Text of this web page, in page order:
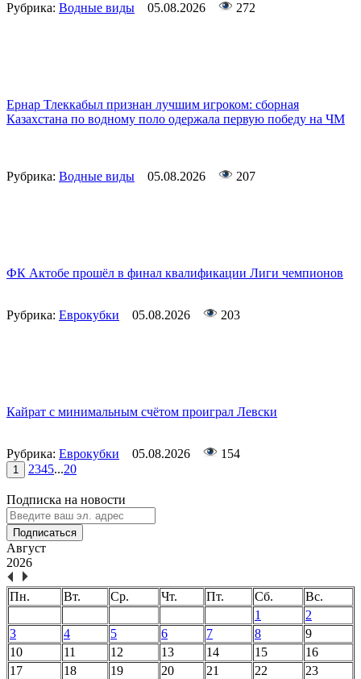
Рубрика: Водные виды 05.08.2026 272
Ернар Тлеккабыл признан лучшим игроком: сборная
Казахстана по водному поло одержала первую победу на ЧМ
Рубрика: Водные виды 05.08.2026 207
ФК Актобе прошёл в финал квалификации Лиги чемпионов
Рубрика: Еврокубки 05.08.2026 203
Кайрат с минимальным счётом проиграл Левски
Рубрика: Еврокубки 05.08.2026 154
1 2345...20
Подписка на новости
Подписаться
Август
2026
Пн. Вт. Ср. Чт. Пт. Сб.
Вс.
1
2
3
4 5 6 7 8
9
10
11 12 13 14 15
16
17
18 19 20 21 22
23